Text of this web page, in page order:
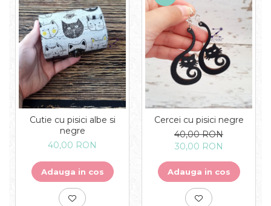
Cutie cu pisici albe si
negre
40,00 RON
Adauga in cos
Cercei cu pisici negre
40,00 RON
30,00 RON
Adauga in cos